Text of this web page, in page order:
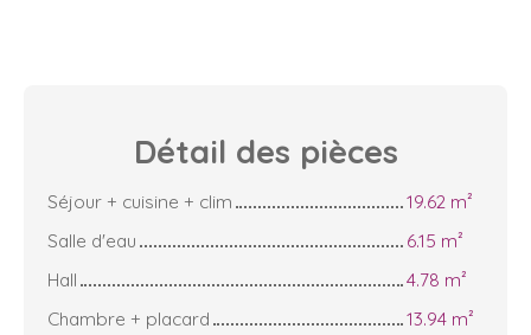
Détail des pièces
Séjour + cuisine + clim
19.62 m²
Salle d'eau
6.15 m²
Hall
4.78 m²
Chambre + placard
13.94 m²